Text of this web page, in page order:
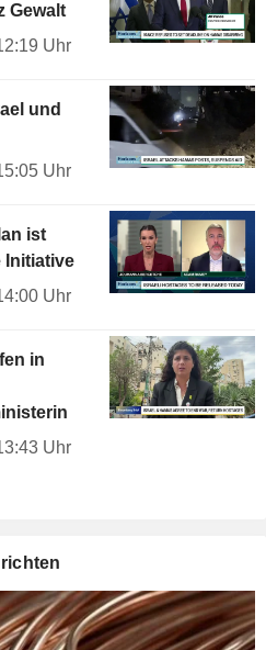
Gewalt
Uhr
und
Uhr
ist
Initiative
Uhr
in
Uhr